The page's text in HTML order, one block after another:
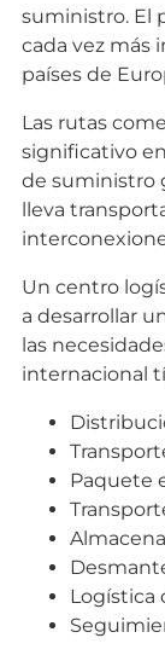
suministro. El
cada vez más
países de
Las rutas
significativo
de suministro
lleva
Un centro
a desarrollar
las
internacional
Paquete
Logística